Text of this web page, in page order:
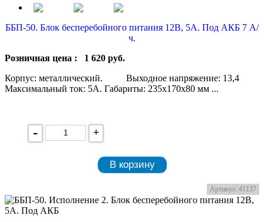
ББП-50. Блок бесперебойного питания 12В, 5А. Под АКБ 7 А/
ч.
Розничная цена : 1 620 руб.
Корпус: металлический. Выходное напряжение: 13,4
Максимальный ток: 5А. Габариты: 235х170х80 мм ...
- +
В корзину
Артикул: 41137